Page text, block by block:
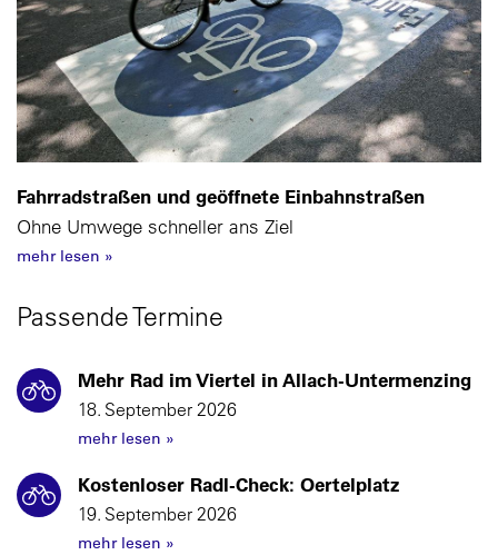
Fahrradstraßen und geöffnete Einbahnstraßen
Ohne Umwege schneller ans Ziel
mehr lesen »
Passende Termine
Mehr Rad im Viertel in Allach-Untermenzing
18. September 2026
mehr lesen »
Kostenloser Radl-Check: Oertelplatz
19. September 2026
mehr lesen »